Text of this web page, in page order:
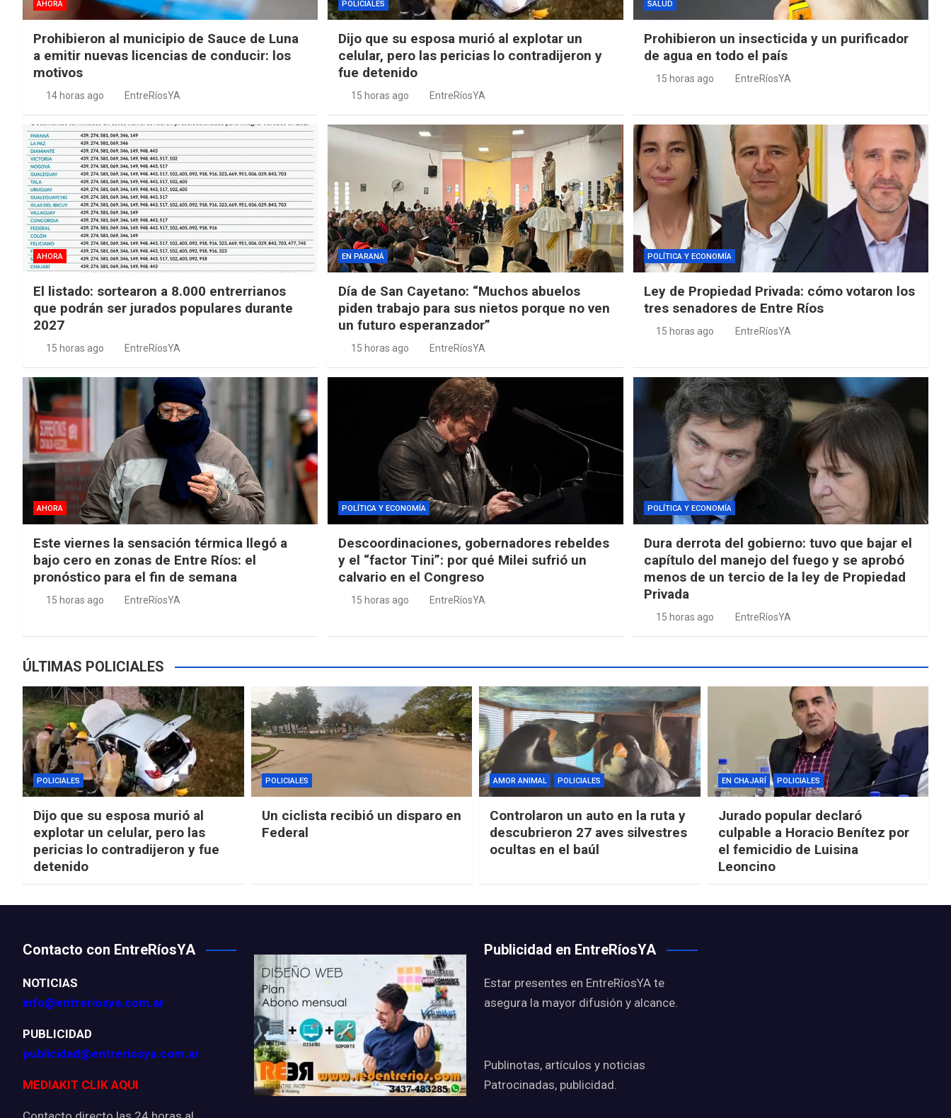
AHORA
Prohibieron al municipio de Sauce de Luna
a emitir nuevas licencias de conducir: los
motivos
14 horas ago EntreRíosYA
POLICIALES
Dijo que su esposa murió al explotar un
celular, pero las pericias lo contradijeron y
fue detenido
15 horas ago EntreRíosYA
SALUD
Prohibieron un insecticida y un purificador
de agua en todo el país
15 horas ago EntreRíosYA
AHORA
El listado: sortearon a 8.000 entrerrianos
que podrán ser jurados populares durante
2027
15 horas ago EntreRíosYA
EN PARANÁ
Día de San Cayetano: “Muchos abuelos
piden trabajo para sus nietos porque no ven
un futuro esperanzador”
15 horas ago EntreRíosYA
POLÍTICA Y ECONOMÍA
Ley de Propiedad Privada: cómo votaron los
tres senadores de Entre Ríos
15 horas ago EntreRíosYA
AHORA
Este viernes la sensación térmica llegó a
bajo cero en zonas de Entre Ríos: el
pronóstico para el fin de semana
15 horas ago EntreRíosYA
POLÍTICA Y ECONOMÍA
Descoordinaciones, gobernadores rebeldes
y el “factor Tini”: por qué Milei sufrió un
calvario en el Congreso
15 horas ago EntreRíosYA
POLÍTICA Y ECONOMÍA
Dura derrota del gobierno: tuvo que bajar el
capítulo del manejo del fuego y se aprobó
menos de un tercio de la ley de Propiedad
Privada
15 horas ago EntreRíosYA
ÚLTIMAS POLICIALES
POLICIALES
Dijo que su esposa murió al
explotar un celular, pero las
pericias lo contradijeron y fue
detenido
POLICIALES
Un ciclista recibió un disparo en
Federal
AMOR ANIMAL POLICIALES
Controlaron un auto en la ruta y
descubrieron 27 aves silvestres
ocultas en el baúl
EN CHAJARÍ POLICIALES
Jurado popular declaró
culpable a Horacio Benítez por
el femicidio de Luisina
Leoncino
Contacto con EntreRíosYA
NOTICIAS
info@entreriosya.com.ar
PUBLICIDAD
publicidad@entreriosya.com.ar
MEDIAKIT CLIK AQUI
Publicidad en EntreRíosYA
Estar presentes en EntreRíosYA te
asegura la mayor difusión y alcance.
Publinotas, artículos y noticias
Patrocinadas, publicidad.